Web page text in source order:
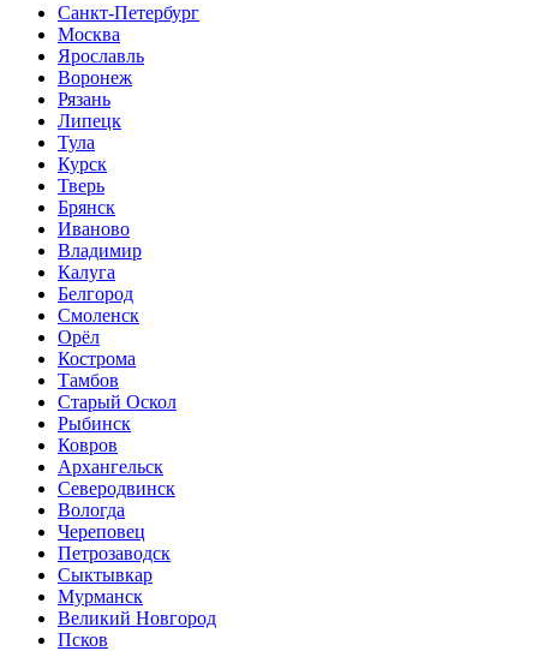
Санкт-Петербург
Москва
Ярославль
Воронеж
Рязань
Липецк
Тула
Курск
Тверь
Брянск
Иваново
Владимир
Калуга
Белгород
Смоленск
Орёл
Кострома
Тамбов
Старый Оскол
Рыбинск
Ковров
Архангельск
Северодвинск
Вологда
Череповец
Петрозаводск
Сыктывкар
Мурманск
Великий Новгород
Псков